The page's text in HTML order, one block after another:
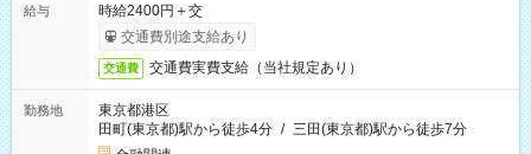
給与
時給2400円＋交
交通費別途支給あり
交通費 交通費実費支給（当社規定あり）
勤務地
東京都港区
田町(東京都)駅から徒歩4分 / 三田(東京都)駅から徒歩7分